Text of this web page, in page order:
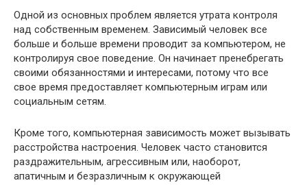
Одной из основных проблем является утрата контроля
над собственным временем. Зависимый человек все
больше и больше времени проводит за компьютером, не
контролируя свое поведение. Он начинает пренебрегать
своими обязанностями и интересами, потому что все
свое время предоставляет компьютерным играм или
социальным сетям.
Кроме того, компьютерная зависимость может вызывать
расстройства настроения. Человек часто становится
раздражительным, агрессивным или, наоборот,
апатичным и безразличным к окружающей